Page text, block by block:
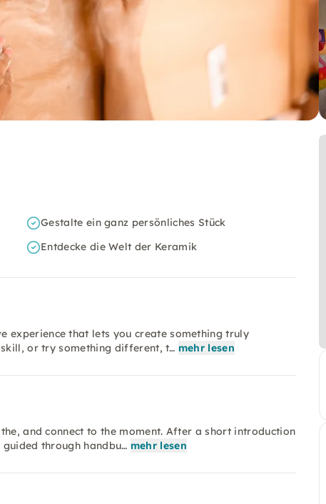
Gestalte ein ganz persönliches Stück
Entdecke die Welt der Keramik
experience that lets you create something truly
or try something different, t… mehr lesen
and connect to the moment. After a short introduction
through handbu… mehr lesen